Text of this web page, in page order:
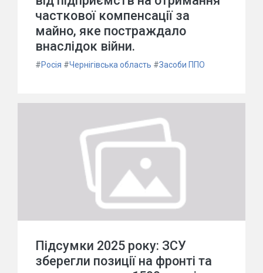
часткової компенсації за
майно, яке постраждало
внаслідок війни.
#Росія #Чернігівська область #Засоби ППО
Підсумки 2025 року: ЗСУ
зберегли позиції на фронті та